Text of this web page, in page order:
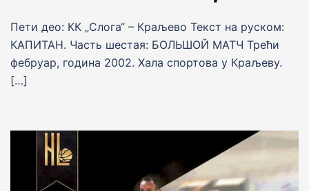
Пети део: КК „Слога“ – Краљево Текст на руском:
КАПИТАН. Часть шестая: БОЛЬШОЙ МАТЧ Трећи
фебруар, година 2002. Хала спортова у Краљеву.
[…]